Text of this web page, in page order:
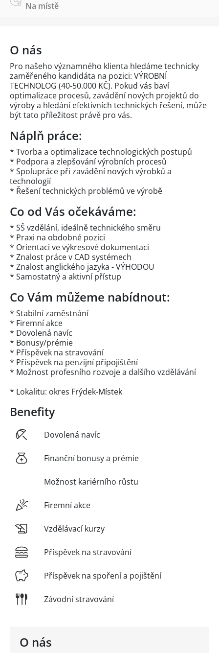
Na místě
O nás
O nás
Pro našeho významného klienta hledáme technicky
zaměřeného kandidáta na pozici: VÝROBNÍ
TECHNOLOG (40-50.000 KČ). Pokud vás baví
optimalizace procesů, zavádění nových projektů do
výroby a hledání efektivních technických řešení, může
být tato příležitost právě pro vás.
Náplň práce:
* Tvorba a optimalizace technologických postupů
* Podpora a zlepšování výrobních procesů
* Spolupráce při zavádění nových výrobků a
technologií
* Řešení technických problémů ve výrobě
Co od Vás očekáváme:
* SŠ vzdělání, ideálně technického směru
* Praxi na obdobné pozici
* Orientaci ve výkresové dokumentaci
* Znalost práce v CAD systémech
* Znalost anglického jazyka - VÝHODOU
* Samostatný a aktivní přístup
Co Vám můžeme nabídnout:
* Stabilní zaměstnání
* Firemní akce
* Dovolená navíc
* Bonusy/prémie
* Příspěvek na stravování
* Příspěvek na penzijní připojištění
* Možnost profesního rozvoje a dalšího vzdělávání
* Lokalitu: okres Frýdek-Místek
Benefity
Dovolená navíc
Finanční bonusy a prémie
Možnost kariérního růstu
Firemní akce
Vzdělávací kurzy
Příspěvek na stravování
Příspěvek na spoření a pojištění
Závodní stravování